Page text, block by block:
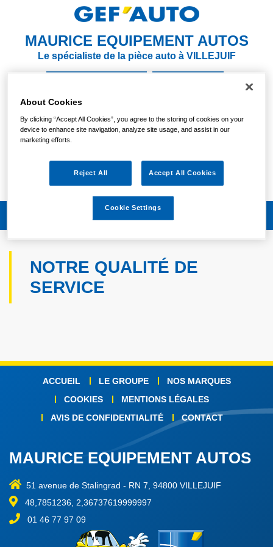
MAURICE EQUIPEMENT AUTOS
Le spécialiste de la pièce auto à VILLEJUIF
Votre magasin est actuellement
Jeudi :
09:00/12:15 - 13:30/18:00
NOTRE QUALITÉ DE
SERVICE
ACCUEIL LE GROUPE
NOS MARQUES
COOKIES
MENTIONS LÉGALES
AVIS DE CONFIDENTIALITÉ
CONTACT
MAURICE EQUIPEMENT AUTOS
51 avenue de Stalingrad - RN 7, 94800 VILLEJUIF
48,7851236, 2,36737619999997
01 46 77 97 09
About Cookies
By clicking “Accept All Cookies”, you agree to the storing of cookies on your
device to enhance site navigation, analyze site usage, and assist in our
marketing efforts.
Reject All Accept All Cookies
Cookie Settings